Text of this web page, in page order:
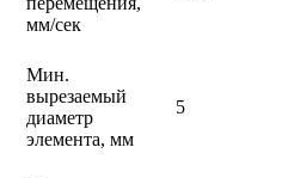
мм/сек
Мин.
вырезаемый
диаметр
элемента, мм
5